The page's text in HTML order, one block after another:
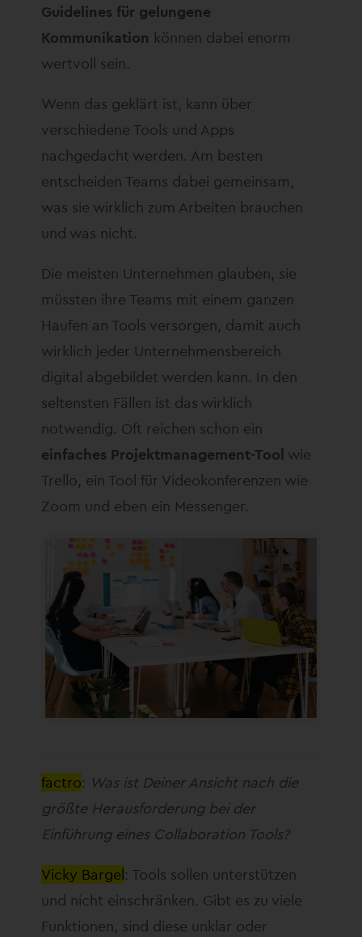
Guidelines für gelungene
Kommunikation können dabei enorm
wertvoll sein.
Wenn das geklärt ist, kann über
verschiedene Tools und Apps
nachgedacht werden. Am besten
entscheiden Teams dabei gemeinsam,
was sie wirklich zum Arbeiten brauchen
und was nicht.
Die meisten Unternehmen glauben, sie
müssten ihre Teams mit einem ganzen
Haufen an Tools versorgen, damit auch
wirklich jeder Unternehmensbereich
digital abgebildet werden kann. In den
seltensten Fällen ist das wirklich
notwendig. Oft reichen schon ein
einfaches Projektmanagement-Tool wie
Trello, ein Tool für Videokonferenzen wie
Zoom und eben ein Messenger.
factro: Was ist Deiner Ansicht nach die
größte Herausforderung bei der
Einführung eines Collaboration Tools?
Vicky Bargel: Tools sollen unterstützen
und nicht einschränken. Gibt es zu viele
Funktionen, sind diese unklar oder